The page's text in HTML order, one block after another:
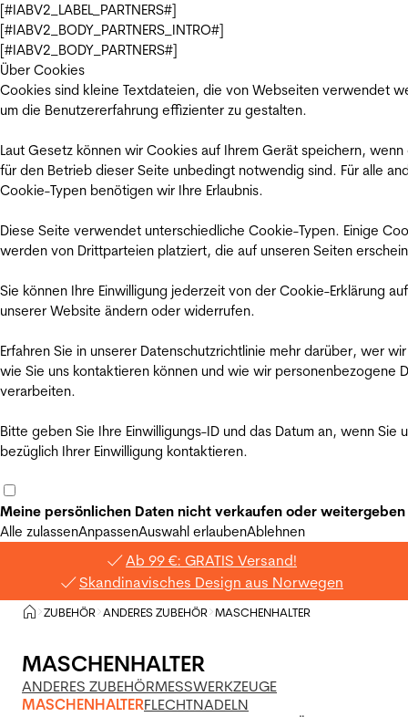
[#IABV2_LABEL_PARTNERS#]
[#IABV2_BODY_PARTNERS_INTRO#]
[#IABV2_BODY_PARTNERS#]
Über Cookies
Cookies sind kleine Textdateien, die von Webseiten verwendet
um die Benutzererfahrung effizienter zu gestalten.
Laut Gesetz können wir Cookies auf Ihrem Gerät speichern, wenn
für den Betrieb dieser Seite unbedingt notwendig sind. Für alle
Cookie-Typen benötigen wir Ihre Erlaubnis.
Diese Seite verwendet unterschiedliche Cookie-Typen. Einige
werden von Drittparteien platziert, die auf unseren Seiten
Sie können Ihre Einwilligung jederzeit von der Cookie-Erklärung auf
unserer Website ändern oder widerrufen.
Erfahren Sie in unserer Datenschutzrichtlinie mehr darüber, wer
wie Sie uns kontaktieren können und wie wir personenbezogene
verarbeiten.
Bitte geben Sie Ihre Einwilligungs-ID und das Datum an, wenn Sie
bezüglich Ihrer Einwilligung kontaktieren.
Meine persönlichen Daten nicht verkaufen oder weitergeben
Alle zulassenAnpassenAuswahl erlaubenAblehnen
Ab 99 €: GRATIS Versand!
Skandinavisches Design aus Norwegen
Privat
>ZUBEHÖR >
ANDERES ZUBEHÖR >
MASCHENHALTER
MASCHENHALTER
ANDERES ZUBEHÖRMESSWERKZEUGE
MASCHENHALTERFLECHTNADELN